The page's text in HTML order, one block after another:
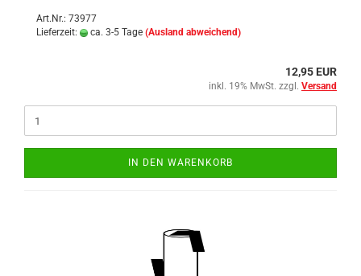
Art.Nr.: 73977
Lieferzeit:
ca. 3-5 Tage (Ausland abweichend)
12,95 EUR
inkl. 19% MwSt. zzgl. Versand
IN DEN WARENKORB